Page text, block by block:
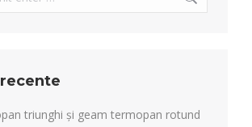
triunghi și geam termopan rotund